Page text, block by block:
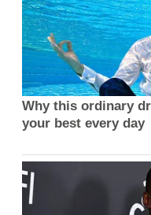
Why this ordinary
your best every day